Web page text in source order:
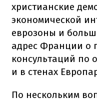
христианские
экономической
еврозоны и
адрес Франции о
консультаций по
и в стенах
По нескольким